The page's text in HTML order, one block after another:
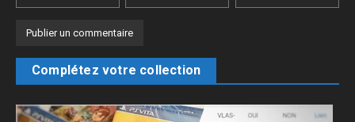
Complétez votre collection